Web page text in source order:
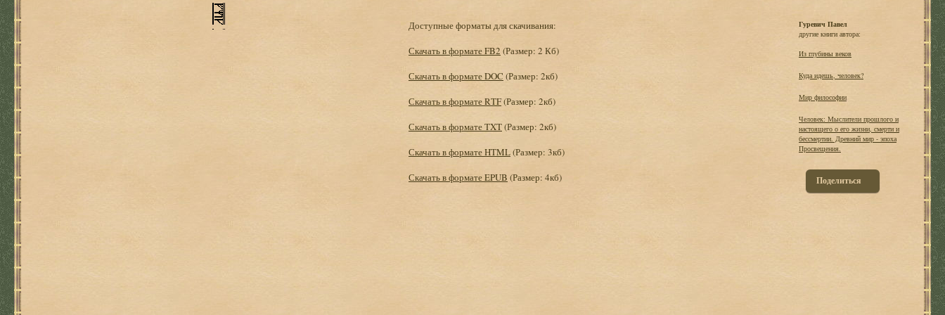
Доступные форматы для скачивания:
Скачать в формате FB2 (Размер: 2 Кб)
Скачать в формате DOC (Размер: 2кб)
Скачать в формате RTF(Размер: 2кб)
Скачать в формате TXT(Размер: 2кб)
Скачать в формате HTML(Размер: 3кб)
Скачать в формате EPUB (Размер: 4кб)
Гуревич Павел
другие книги автора:
Из глубины веков
Куда идешь, человек?
Мир философии
Человек: Мыслители прошлого и
настоящего о его жизни, смерти и
бессмертии. Древний мир - эпоха
Просвещения.
Поделиться